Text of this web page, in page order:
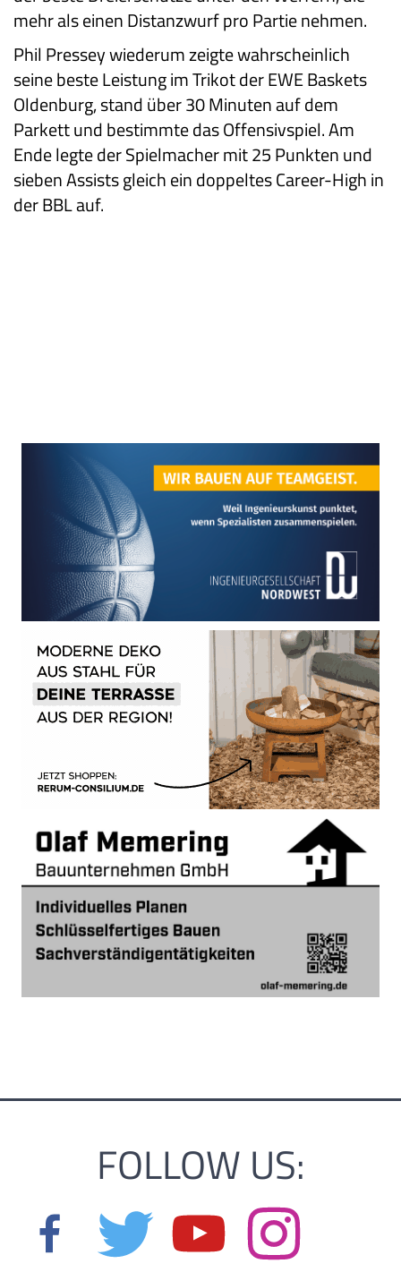
mehr als einen Distanzwurf pro Partie nehmen.
Phil Pressey wiederum zeigte wahrscheinlich
seine beste Leistung im Trikot der EWE Baskets
Oldenburg, stand über 30 Minuten auf dem
Parkett und bestimmte das Offensivspiel. Am
Ende legte der Spielmacher mit 25 Punkten und
sieben Assists gleich ein doppeltes Career-High in
der BBL auf.
FOLLOW US: